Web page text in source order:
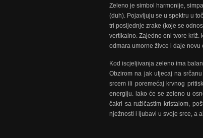
Zeleno je simbol harmonije,
(duh). Pojavljuju se u spektru u
tri posljednje zrake (koje se
vertikalno. Zajedno oni tvore križ.
odmara umorne živce i daje novu
Kod iscjeljivanja zeleno ima
Obzirom na jak utjecaj na
srcem ili poremećaj krvnog
energiju. lako će se zeleno u
čakri sa ružičastim kristalom,
nježnosti i ljubavi u svoje srce, a